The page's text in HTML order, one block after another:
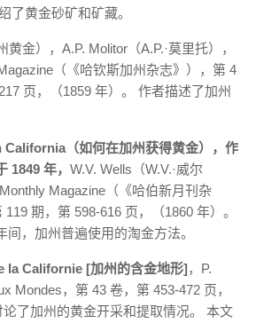
了黄金砂矿​​和矿藏。
黄金），A.P. Molitor（A.P.·莫里托），
（《哈钦斯加州杂志》），第 4
页，（1859 年）。 作者描述了加州
（如何在加州获得黄金），作
1849 年， W.V. Wells（W.V.·威尔
Magazine（《哈伯新月刊杂
期，第 598-616 页，（1860 年）。
，加州普遍使用的淘金方法。
la Californie [加州的含金地形]，P.
Mondes，第 43 卷，第 453-472 页，
论了加州的黄金开采和提取情况。 本文